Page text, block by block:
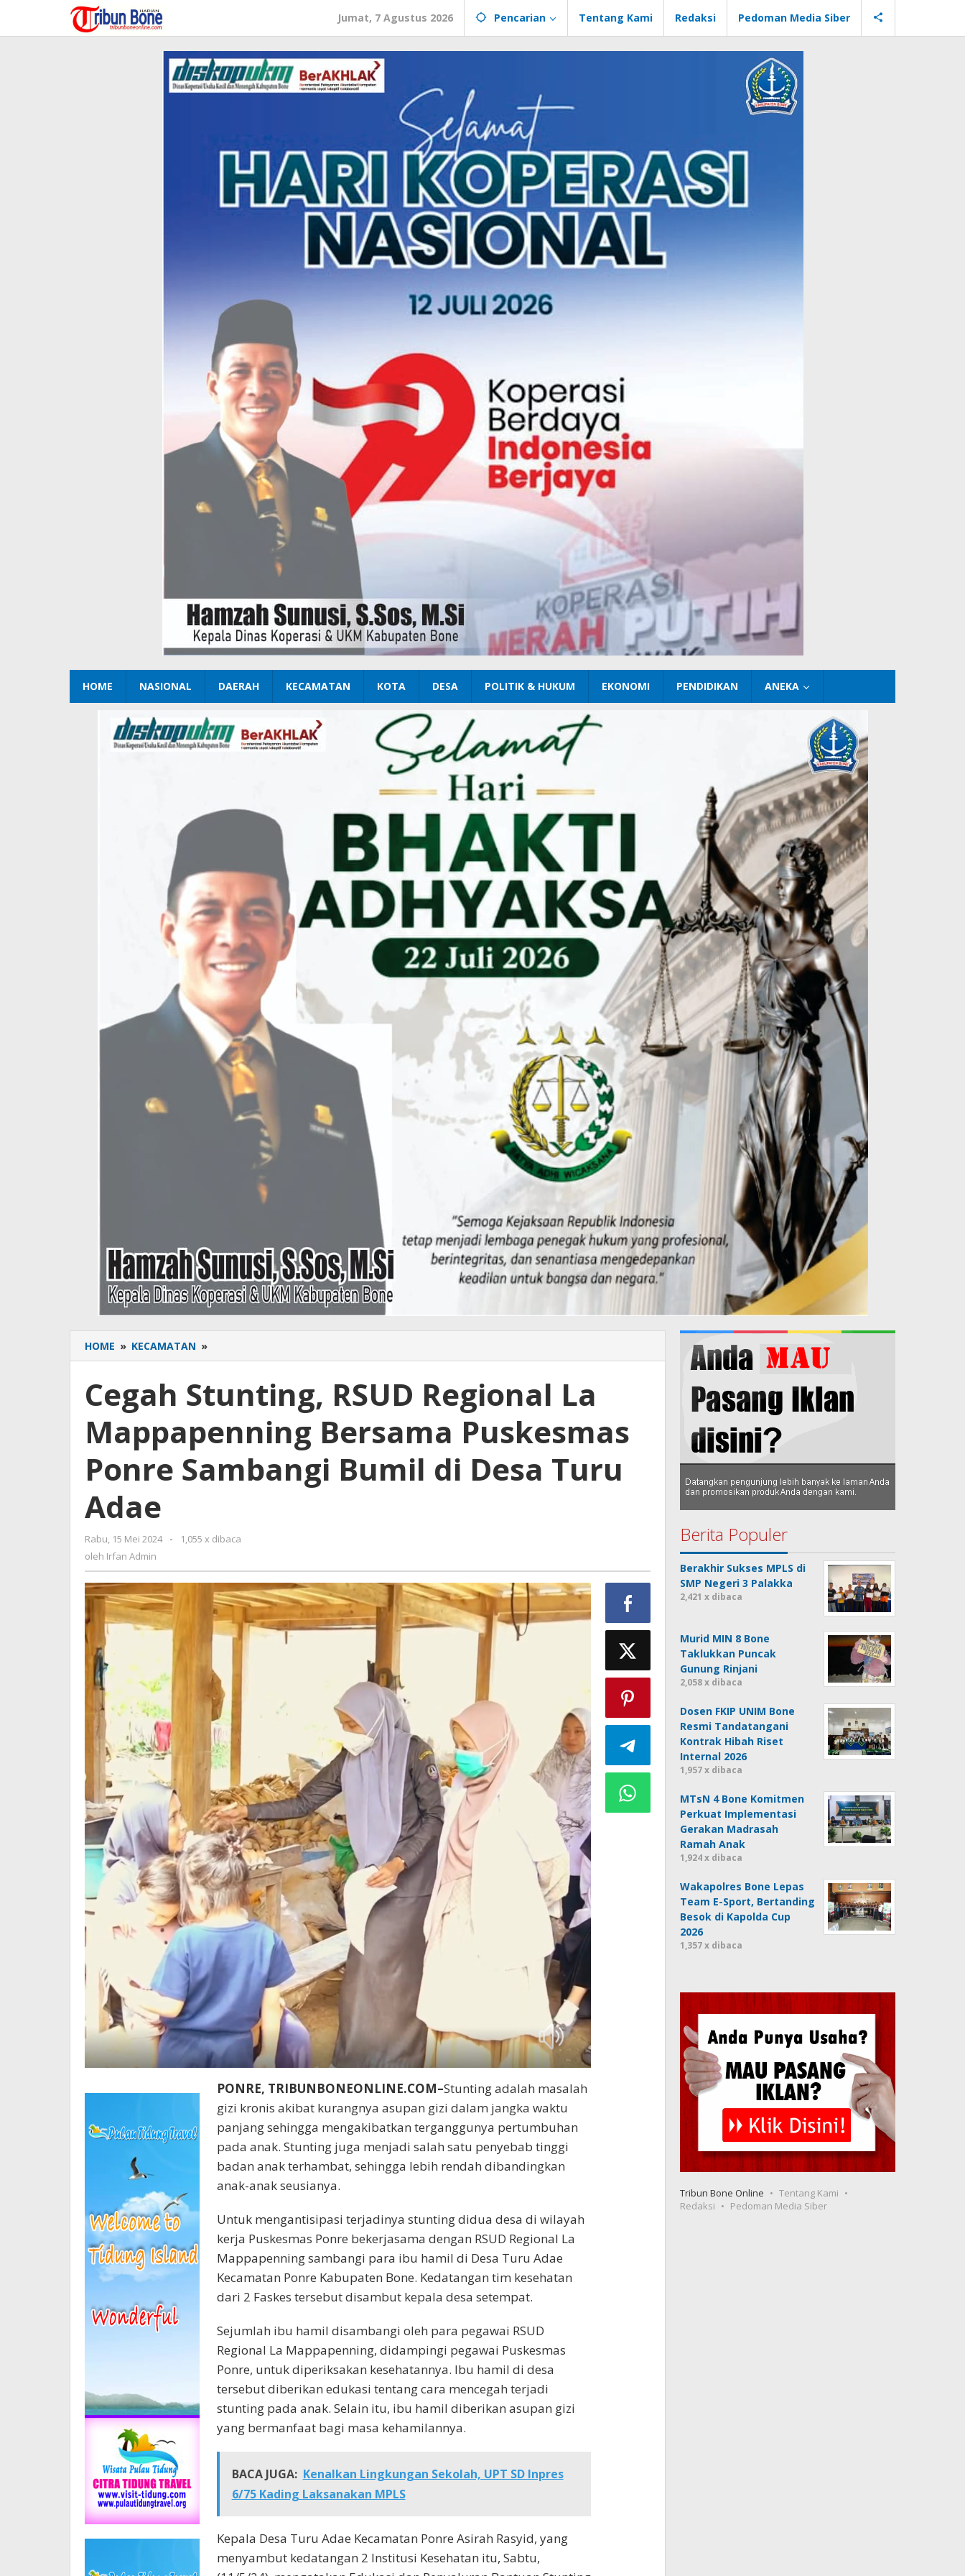
konten
Jumat, 7 Agustus 2026 Pencarian Tentang Kami Redaksi Pedoman Media Siber
HOME NASIONAL DAERAH KECAMATAN KOTA DESA POLITIK & HUKUM EKONOMI PENDIDIKAN ANEKA
HOME » KECAMATAN »
Stunting,
Regional
La
Mappapenning
Bersama
Ponre
Sambangi
Turu
Cegah Stunting, RSUD Regional La
Mappapenning Bersama Puskesmas
Ponre Sambangi Bumil di Desa Turu
Adae
Rabu, 15 Mei 2024
oleh
-
1,055 x dibaca
oleh Irfan Admin
PONRE, TRIBUNBONEONLINE.COM–Stunting adalah masalah
gizi kronis akibat kurangnya asupan gizi dalam jangka waktu
panjang sehingga mengakibatkan terganggunya pertumbuhan
pada anak. Stunting juga menjadi salah satu penyebab tinggi
badan anak terhambat, sehingga lebih rendah dibandingkan
anak-anak seusianya.
Untuk mengantisipasi terjadinya stunting didua desa di wilayah
kerja Puskesmas Ponre bekerjasama dengan RSUD Regional La
Mappapenning sambangi para ibu hamil di Desa Turu Adae
Kecamatan Ponre Kabupaten Bone. Kedatangan tim kesehatan
dari 2 Faskes tersebut disambut kepala desa setempat.
Sejumlah ibu hamil disambangi oleh para pegawai RSUD
Regional La Mappapenning, didampingi pegawai Puskesmas
Ponre, untuk diperiksakan kesehatannya. Ibu hamil di desa
tersebut diberikan edukasi tentang cara mencegah terjadi
stunting pada anak. Selain itu, ibu hamil diberikan asupan gizi
yang bermanfaat bagi masa kehamilannya.
BACA JUGA: Kenalkan Lingkungan Sekolah, UPT SD Inpres
6/75 Kading Laksanakan MPLS
Kepala Desa Turu Adae Kecamatan Ponre Asirah Rasyid, yang
menyambut kedatangan 2 Institusi Kesehatan itu, Sabtu,
Berita Populer
Berakhir Sukses MPLS di
SMP Negeri 3 Palakka
2,421 x dibaca
Murid MIN 8 Bone
Taklukkan Puncak
Gunung Rinjani
2,058 x dibaca
Dosen FKIP UNIM Bone
Resmi Tandatangani
Kontrak Hibah Riset
Internal 2026
1,957 x dibaca
MTsN 4 Bone Komitmen
Perkuat Implementasi
Gerakan Madrasah
Ramah Anak
1,924 x dibaca
Wakapolres Bone Lepas
Team E-Sport, Bertanding
Besok di Kapolda Cup
2026
1,357 x dibaca
Tribun Bone Online
Tentang Kami
Redaksi
Pedoman Media Siber